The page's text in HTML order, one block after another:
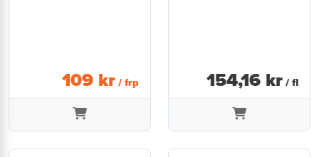
109 kr / frp 154,16 kr / fl